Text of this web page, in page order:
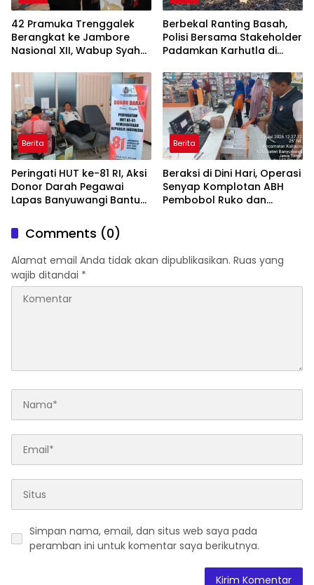
42 Pramuka Trenggalek
Berangkat ke Jambore
Nasional XII, Wabup Syah
Daerah
Berbekal Ranting Basah,
Polisi Bersama Stakeholder
Padamkan Karhutla di
Trenggalek
Berita
Peringati HUT ke-81 RI, Aksi
Donor Darah Pegawai
Lapas Banyuwangi Bantu
Berita
Beraksi di Dini Hari, Operasi
Senyap Komplotan ABH
Pembobol Ruko dan
Comments (0)
Alamat email Anda tidak akan dipublikasikan. Ruas yang
wajib ditandai *
Simpan nama, email, dan situs web saya pada
peramban ini untuk komentar saya berikutnya.